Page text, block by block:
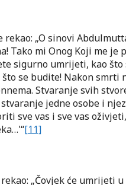
rekao: „O sinovi
Tako mi Onog Koji me je
sigurno umrijeti, kao što
se budite! Nakon smrti
Stvaranje svih
jedne osobe i
sve vas i sve vas
[11]
rekao: „Čovjek će umrijeti